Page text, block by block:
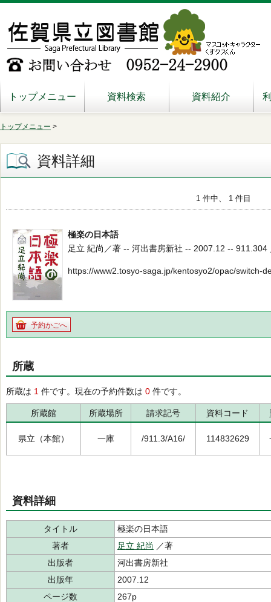
トップメニュー 資料検索 資料紹介
トップメニュー >
資料詳細
1 件中、 1 件目
極楽の日本語
足立 紀尚／著 -- 河出書房新社 -- 2007.12 -- 911.304
https://www2.tosyo-saga.jp/kentosyo2/opac/switch-
予約かごへ
所蔵
所蔵は 1 件です。現在の予約件数は 0 件です。
所蔵館 所蔵場所 請求記号 資料コード
県立（本館） 一庫 /911.3/A16/ 114832629
資料詳細
タイトル
極楽の日本語
著者
足立 紀尚 ／著
出版者
河出書房新社
出版年
2007.12
ページ数
267p